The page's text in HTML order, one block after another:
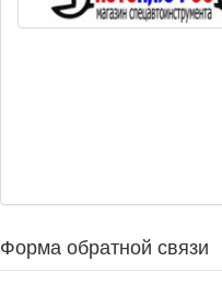
Форма обратной связи